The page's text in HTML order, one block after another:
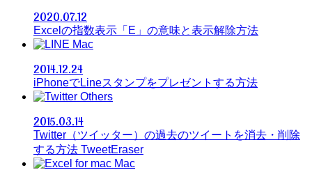
2020.07.12
Excelの指数表示「E」の意味と表示解除方法
Mac
2014.12.24
iPhoneでLineスタンプをプレゼントする方法
Others
2015.03.14
Twitter（ツイッター）の過去のツイートを消去・削除
する方法 TweetEraser
Mac